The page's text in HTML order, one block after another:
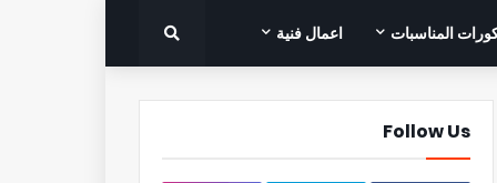
المناسبات اعمال فنية
Follow Us